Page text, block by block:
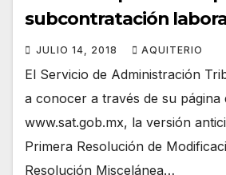
subcontratación
JULIO 14, 2018 AQUITERIO
El Servicio de Administración
a conocer a través de su página
www.sat.gob.mx, la versión
Primera Resolución de
Resolución Miscelánea…